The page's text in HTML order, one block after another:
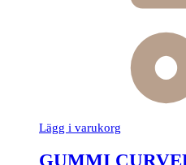
Lägg i varukorg
GUMMI